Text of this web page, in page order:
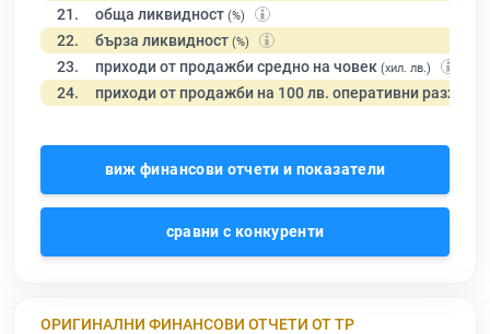
21. обща ликвидност (%)
22. бърза ликвидност (%)
23. приходи от продажби средно на човек (хил. лв.)
24. приходи от продажби на 100 лв. оперативни разходи
виж финансови отчети и показатели
сравни с конкуренти
ОРИГИНАЛНИ ФИНАНСОВИ ОТЧЕТИ ОТ ТР